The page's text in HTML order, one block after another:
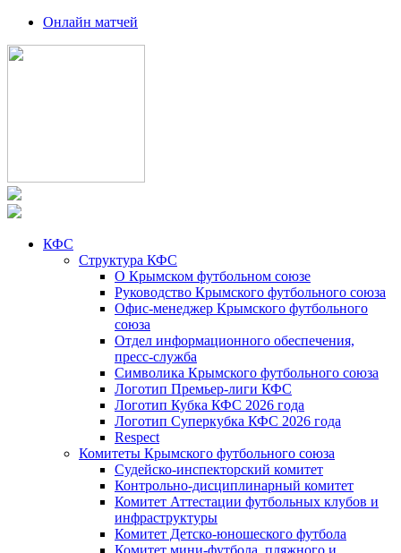
Онлайн матчей
КФС
Структура КФС
О Крымском футбольном союзе
Руководство Крымского футбольного союза
Офис-менеджер Крымского футбольного
союза
Отдел информационного обеспечения,
пресс-служба
Символика Крымского футбольного союза
Логотип Премьер-лиги КФС
Логотип Кубка КФС 2026 года
Логотип Суперкубка КФС 2026 года
Respect
Комитеты Крымского футбольного союза
Судейско-инспекторский комитет
Контрольно-дисциплинарный комитет
Комитет Аттестации футбольных клубов и
инфраструктуры
Комитет Детско-юношеского футбола
Комитет мини-футбола, пляжного и